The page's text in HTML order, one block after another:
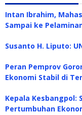
Intan Ibrahim,
Sampai ke
Susanto H. Liputo:
Peran Pemprov
Ekonomi Stabil di
Kepala Kesbangpol:
Pertumbuhan